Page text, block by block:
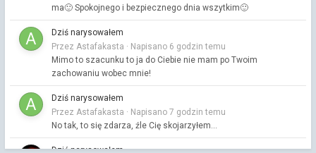
ma🙂 Spokojnego i bezpiecznego dnia wszytkim🙂
Dziś narysowałem
Przez Astafakasta · Napisano 6 godzin temu
Mimo to szacunku to ja do Ciebie nie mam po Twoim
zachowaniu wobec mnie!
Dziś narysowałem
Przez Astafakasta · Napisano 7 godzin temu
No tak, to się zdarza, źle Cię skojarzyłem...
Dziś narysowałem